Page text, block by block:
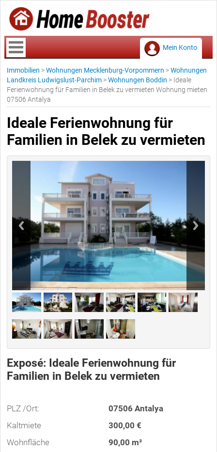
Mein Konto
Immobilien >Wohnungen Mecklenburg-Vorpommern >Wohnungen
Landkreis Ludwigslust-Parchim >Wohnungen Boddin > Ideale
Ferienwohnung für Familien in Belek zu vermieten Wohnung mieten
07506 Antalya
Ideale Ferienwohnung für
Familien in Belek zu vermieten
Exposé: Ideale Ferienwohnung für
Familien in Belek zu vermieten
PLZ /Ort:
07506 Antalya
Kaltmiete
300,00 €
Wohnfläche
90,00 m²